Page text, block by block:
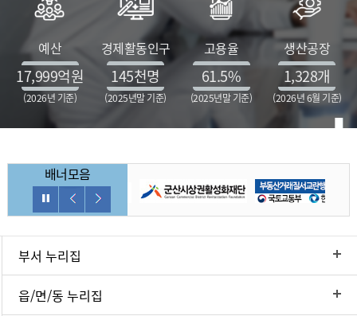
예산
17,999억원
(2026년 기준)
경제활동인구
145천명
(2025년말 기준)
고용율
61.5%
(2025년말 기준)
생산공장
1,328개
(2026년 6월 기준)
배너모음
부서 누리집
읍/면/동 누리집